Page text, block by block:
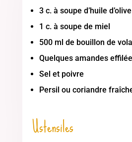
3 c. à soupe d’huile d’olive
1 c. à soupe de miel
500 ml de bouillon de
Quelques amandes
Sel et poivre
Persil ou coriandre
Ustensiles